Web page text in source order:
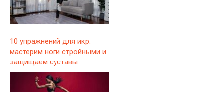
10 упражнений для икр:
мастерим ноги стройными и
защищаем суставы